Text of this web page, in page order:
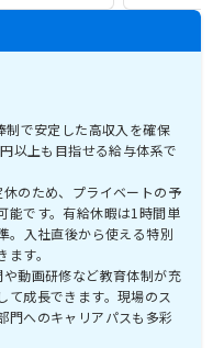
で安定した高収入を確保
以上も目指せる給与体系で
のため、プライベートの予
能です。有給休暇は1時間単
。入社直後から使える特別
す。
動画研修など教育体制が充
て成長できます。現場のス
門へのキャリアパスも多彩